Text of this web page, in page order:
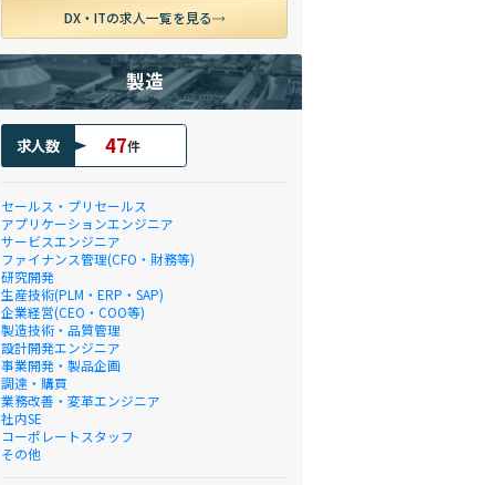
DX・ITの求人一覧を見る
製造
求人数 47件
セールス・プリセールス
アプリケーションエンジニア
サービスエンジニア
ファイナンス管理(CFO・財務等)
研究開発
生産技術(PLM・ERP・SAP)
企業経営(CEO・COO等)
製造技術・品質管理
設計開発エンジニア
事業開発・製品企画
調達・購買
業務改善・変革エンジニア
社内SE
コーポレートスタッフ
その他